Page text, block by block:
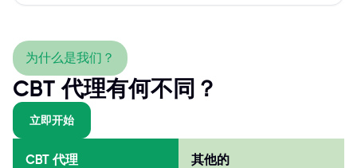
为什么是我们？
CBT 代理有何不同？
立即开始
CBT 代理 其他的